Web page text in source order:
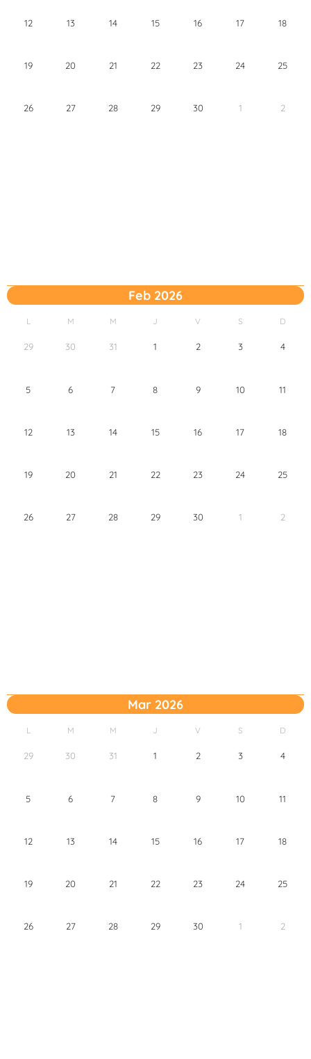
12 13 14 15 16 17 18
19 20 21 22 23 24 25
26 27 28 29 30 1 2
Feb 2026
L M M J V S D
29 30 31 1 2 3 4
5 6 7 8 9 10 11
12 13 14 15 16 17 18
19 20 21 22 23 24 25
26 27 28 29 30 1 2
Mar 2026
L M M J V S D
29 30 31 1 2 3 4
5 6 7 8 9 10 11
12 13 14 15 16 17 18
19 20 21 22 23 24 25
26 27 28 29 30 1 2